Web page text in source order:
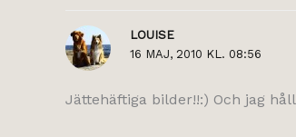
LOUISE
16 MAJ, 2010 KL. 08:56
Jättehäftiga bilder!!:) Och jag